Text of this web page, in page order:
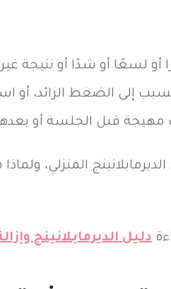
أو لسعًا أو شدًا أو نتيجة
إلى الضغط الزائد، أو
مهيجة قبل الجلسة أو
المنزلي،
دليل الديرمابلانينج